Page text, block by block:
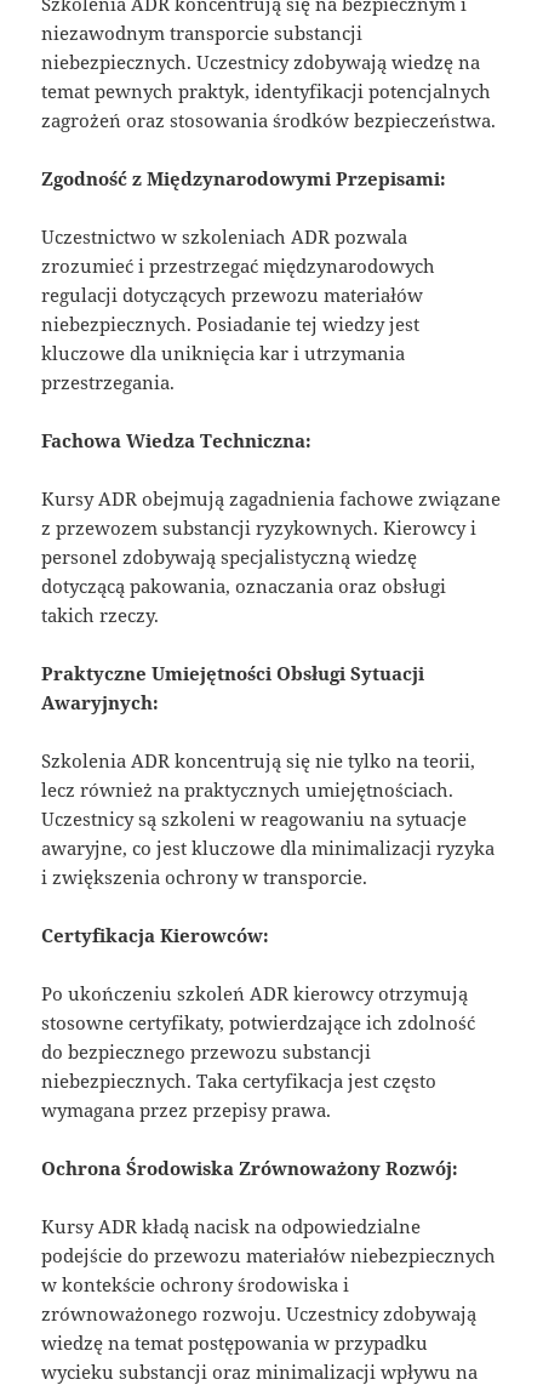
niezawodnym transporcie substancji
niebezpiecznych. Uczestnicy zdobywają wiedzę na
temat pewnych praktyk, identyfikacji potencjalnych
zagrożeń oraz stosowania środków bezpieczeństwa.
Zgodność z Międzynarodowymi Przepisami:
Uczestnictwo w szkoleniach ADR pozwala
zrozumieć i przestrzegać międzynarodowych
regulacji dotyczących przewozu materiałów
niebezpiecznych. Posiadanie tej wiedzy jest
kluczowe dla uniknięcia kar i utrzymania
przestrzegania.
Fachowa Wiedza Techniczna:
Kursy ADR obejmują zagadnienia fachowe związane
z przewozem substancji ryzykownych. Kierowcy i
personel zdobywają specjalistyczną wiedzę
dotyczącą pakowania, oznaczania oraz obsługi
takich rzeczy.
Praktyczne Umiejętności Obsługi Sytuacji
Awaryjnych:
Szkolenia ADR koncentrują się nie tylko na teorii,
lecz również na praktycznych umiejętnościach.
Uczestnicy są szkoleni w reagowaniu na sytuacje
awaryjne, co jest kluczowe dla minimalizacji ryzyka
i zwiększenia ochrony w transporcie.
Certyfikacja Kierowców:
Po ukończeniu szkoleń ADR kierowcy otrzymują
stosowne certyfikaty, potwierdzające ich zdolność
do bezpiecznego przewozu substancji
niebezpiecznych. Taka certyfikacja jest często
wymagana przez przepisy prawa.
Ochrona Środowiska Zrównoważony Rozwój:
Kursy ADR kładą nacisk na odpowiedzialne
podejście do przewozu materiałów niebezpiecznych
w kontekście ochrony środowiska i
zrównoważonego rozwoju. Uczestnicy zdobywają
wiedzę na temat postępowania w przypadku
wycieku substancji oraz minimalizacji wpływu na